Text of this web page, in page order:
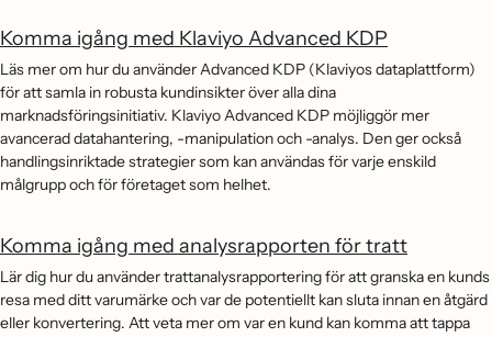
Komma igång med Klaviyo Advanced KDP
Läs mer om hur du använder Advanced KDP (Klaviyos dataplattform)
för att samla in robusta kundinsikter över alla dina
marknadsföringsinitiativ. Klaviyo Advanced KDP möjliggör mer
avancerad datahantering, -manipulation och -analys. Den ger också
handlingsinriktade strategier som kan användas för varje enskild
målgrupp och för företaget som helhet.
Komma igång med analysrapporten för tratt
Lär dig hur du använder trattanalysrapportering för att granska en kunds
resa med ditt varumärke och var de potentiellt kan sluta innan en åtgärd
eller konvertering. Att veta mer om var en kund kan komma att tappa